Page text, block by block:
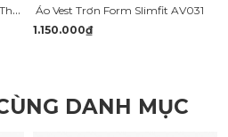
Áo Sơ Mi Tay Dài Vải Bamboo Thêu Chữ Liberty M Ở Vai Form Slimfit SM190
Áo Vest Trơn Form Slimfit AV031
1.150.000₫
DANH MỤC